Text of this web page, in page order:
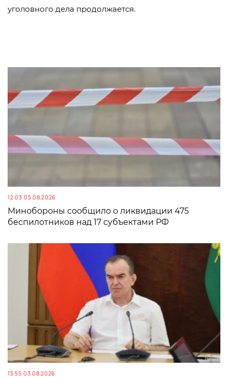
уголовного дела продолжается.
12:03 05.08.2026
Минобороны сообщило о ликвидации 475
беспилотников над 17 субъектами РФ
15:55 03.08.2026